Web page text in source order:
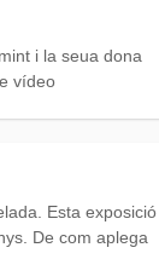
i la seua dona
vídeo
Esta exposició
De com aplega